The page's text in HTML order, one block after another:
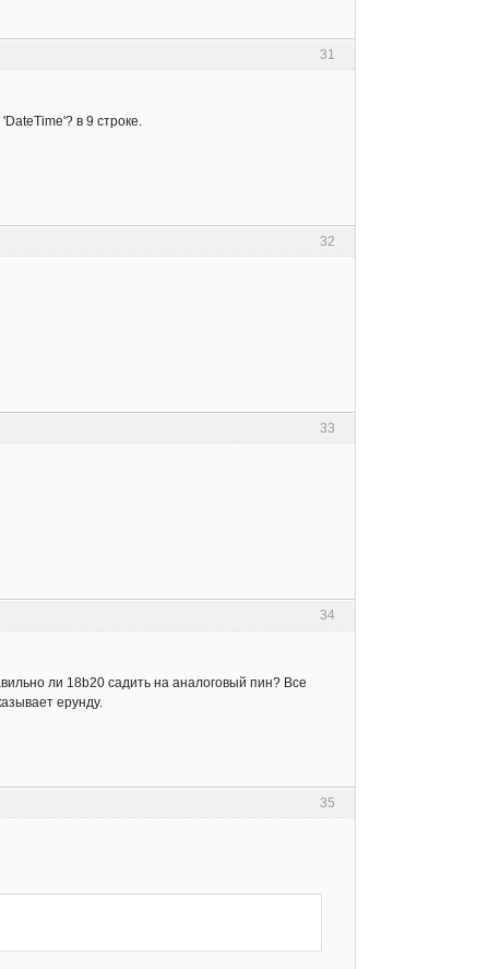
31
в 9 строке.
32
33
34
ли 18b20 садить на аналоговый пин? Все
ерунду.
35